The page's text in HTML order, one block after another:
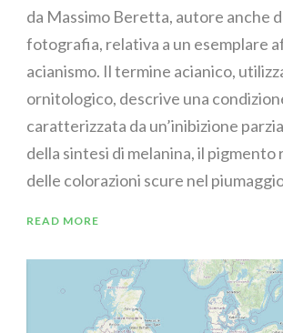
da Massimo Beretta, autore anche
fotografia, relativa a un esemplare
acianismo. Il termine acianico,
ornitologico, descrive una
caratterizzata da un’inibizione
della sintesi di melanina, il pigmento
delle colorazioni scure nel
READ MORE